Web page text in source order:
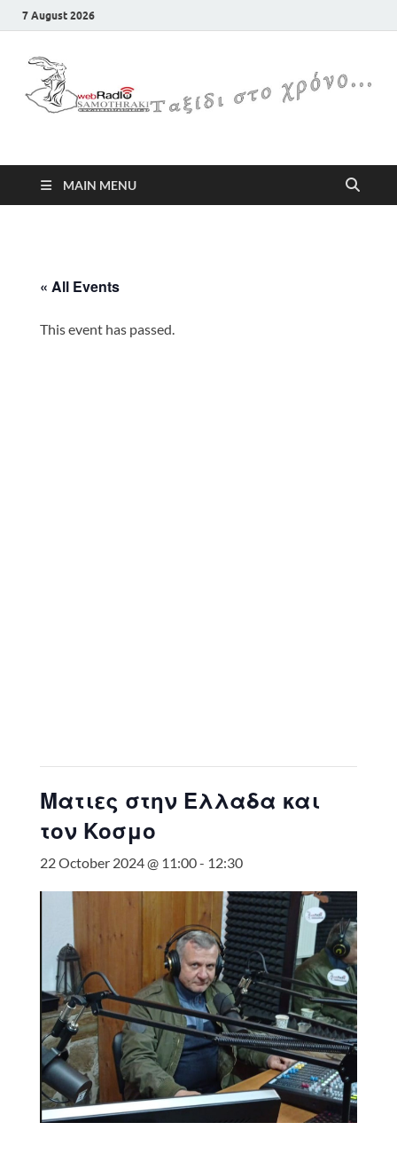
7 August 2026
Samothraki Web Radio
MAIN MENU
« All Events
This event has passed.
Ματιες στην Ελλαδα και
τον Κοσμο
22 October 2024 @ 11:00- 12:30